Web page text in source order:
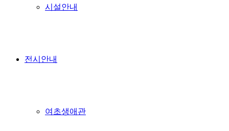
시설안내
전시안내
여초생애관